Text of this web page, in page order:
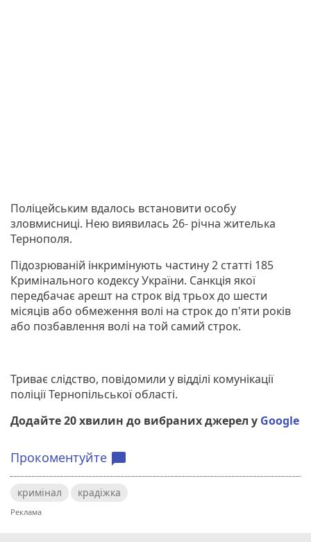
Поліцейським вдалось встановити особу
зловмисниці. Нею виявилась 26- річна жителька
Тернополя.
Підозрюваній інкримінують частину 2 статті 185
Кримінального кодексу України. Санкція якої
передбачає арешт на строк від трьох до шести
місяців або обмеження волі на строк до п'яти років
або позбавлення волі на той самий строк.
Триває слідство, повідомили у відділі комунікації
поліції Тернопільської області.
Додайте 20 хвилин до вибраних джерел у Google
Прокоментуйте chat_bubble
кримінал крадіжка